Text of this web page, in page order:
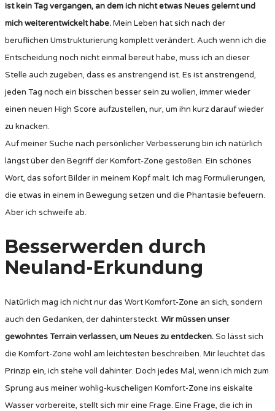
ist kein Tag vergangen, an dem ich nicht etwas Neues gelernt und
mich weiterentwickelt habe.Mein Leben hat sich nach der
beruflichen Umstrukturierung komplett verändert. Auch wenn ich die
Entscheidung noch nicht einmal bereut habe, muss ich an dieser
Stelle auch zugeben, dass es anstrengend ist. Es ist anstrengend,
jeden Tag noch ein bisschen besser sein zu wollen, immer wieder
einen neuen High Score aufzustellen, nur, um ihn kurz darauf wieder
zu knacken.
Auf meiner Suche nach persönlicher Verbesserung bin ich natürlich
längst über den Begriff der Komfort-Zone gestoßen. Ein schönes
Wort, das sofort Bilder in meinem Kopf malt. Ich mag Formulierungen,
die etwas in einem in Bewegung setzen und die Phantasie befeuern.
Aber ich schweife ab.
Besserwerden durch
Neuland-Erkundung
Natürlich mag ich nicht nur das Wort Komfort-Zone an sich, sondern
auch den Gedanken, der dahintersteckt. Wir müssen unser
gewohntes Terrain verlassen, um Neues zu entdecken.So lässt sich
die Komfort-Zone wohl am leichtesten beschreiben. Mir leuchtet das
Prinzip ein, ich stehe voll dahinter. Doch jedes Mal, wenn ich mich zum
Sprung aus meiner wohlig-kuscheligen Komfort-Zone ins eiskalte
Wasser vorbereite, stellt sich mir eine Frage. Eine Frage, die ich in